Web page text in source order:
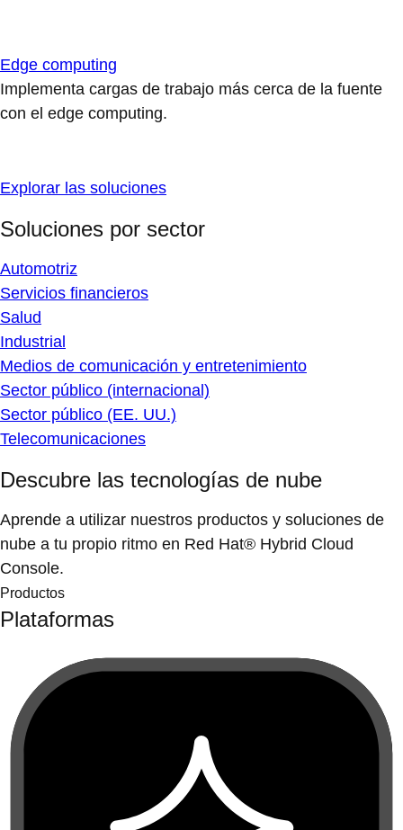
Edge computing
Implementa cargas de trabajo más cerca de la fuente
con el edge computing.
Explorar las soluciones
Soluciones por sector
Automotriz
Servicios financieros
Salud
Industrial
Medios de comunicación y entretenimiento
Sector público (internacional)
Sector público (EE. UU.)
Telecomunicaciones
Descubre las tecnologías de nube
Aprende a utilizar nuestros productos y soluciones de
nube a tu propio ritmo en Red Hat® Hybrid Cloud
Console.
Productos
Plataformas